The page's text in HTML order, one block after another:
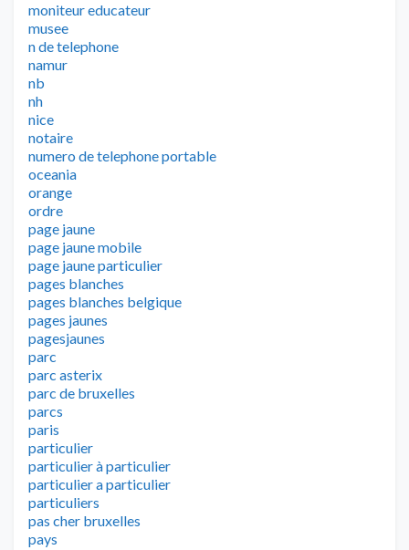
moniteur educateur
musee
n de telephone
namur
nb
nh
nice
notaire
numero de telephone portable
oceania
orange
ordre
page jaune
page jaune mobile
page jaune particulier
pages blanches
pages blanches belgique
pages jaunes
pagesjaunes
parc
parc asterix
parc de bruxelles
parcs
paris
particulier
particulier à particulier
particulier a particulier
particuliers
pas cher bruxelles
pays